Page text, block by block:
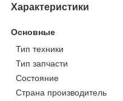
Характеристики
Основные
Тип техники
Тип запчасти
Состояние
Страна производитель